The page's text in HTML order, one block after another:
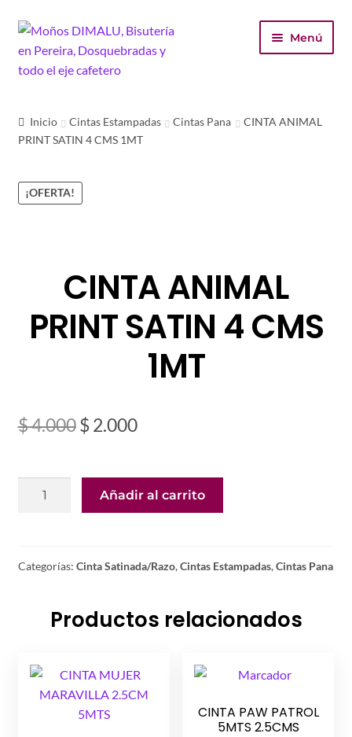
Ir
a
la
Ir
al
contenido
Menú
Tienda
Carrito
Inicio Cintas Estampadas Cintas Pana
CINTA ANIMAL
PRINT SATIN 4 CMS 1MT
¡OFERTA!
CINTA ANIMAL
PRINT SATIN 4 CMS
1MT
$4.000El
original
era:
$2.000El
actual
es:
CINTA
4
cantidad
Añadir al carrito
Categorías: Cinta Satinada/Razo,Cintas Estampadas,Cintas Pana
Productos relacionados
CINTA PAW PATROL
5MTS 2.5CMS